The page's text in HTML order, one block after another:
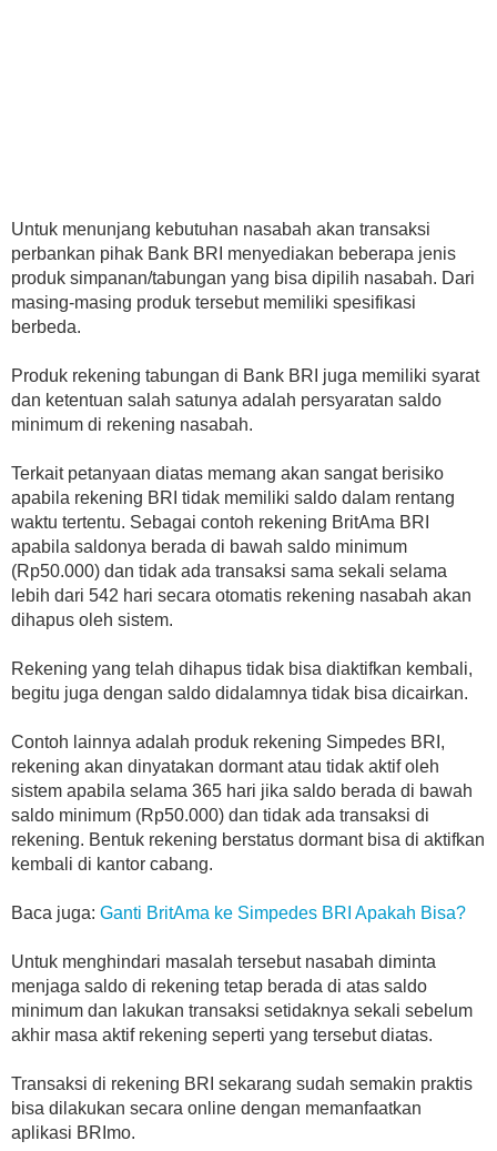
Untuk menunjang kebutuhan nasabah akan transaksi
perbankan pihak Bank BRI menyediakan beberapa jenis
produk simpanan/tabungan yang bisa dipilih nasabah. Dari
masing-masing produk tersebut memiliki spesifikasi
berbeda.
Produk rekening tabungan di Bank BRI juga memiliki syarat
dan ketentuan salah satunya adalah persyaratan saldo
minimum di rekening nasabah.
Terkait petanyaan diatas memang akan sangat berisiko
apabila rekening BRI tidak memiliki saldo dalam rentang
waktu tertentu. Sebagai contoh rekening BritAma BRI
apabila saldonya berada di bawah saldo minimum
(Rp50.000) dan tidak ada transaksi sama sekali selama
lebih dari 542 hari secara otomatis rekening nasabah akan
dihapus oleh sistem.
Rekening yang telah dihapus tidak bisa diaktifkan kembali,
begitu juga dengan saldo didalamnya tidak bisa dicairkan.
Contoh lainnya adalah produk rekening Simpedes BRI,
rekening akan dinyatakan dormant atau tidak aktif oleh
sistem apabila selama 365 hari jika saldo berada di bawah
saldo minimum (Rp50.000) dan tidak ada transaksi di
rekening. Bentuk rekening berstatus dormant bisa di aktifkan
kembali di kantor cabang.
Baca juga: Ganti BritAma ke Simpedes BRI Apakah Bisa?
Untuk menghindari masalah tersebut nasabah diminta
menjaga saldo di rekening tetap berada di atas saldo
minimum dan lakukan transaksi setidaknya sekali sebelum
akhir masa aktif rekening seperti yang tersebut diatas.
Transaksi di rekening BRI sekarang sudah semakin praktis
bisa dilakukan secara online dengan memanfaatkan
aplikasi BRImo.